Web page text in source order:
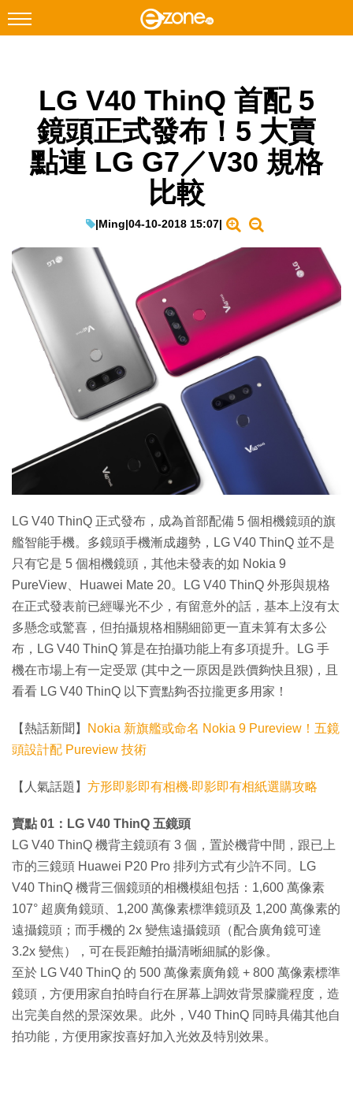
Facebook Instagram
科技焦點
網絡生活
EduTech
IT Times
生成式AI與雲端應用
Enterprise Digital Transformation
LG V40 ThinQ 首配 5
鏡頭正式發布！5 大賣
點連 LG G7／V30 規格
比較
|Ming|04-10-2018 15:07|
LG V40 ThinQ 正式發布，成為首部配備 5 個相機鏡頭的旗
艦智能手機。多鏡頭手機漸成趨勢，LG V40 ThinQ 並不是
只有它是 5 個相機鏡頭，其他未發表的如 Nokia 9
PureView、Huawei Mate 20。LG V40 ThinQ 外形與規格
在正式發表前已經曝光不少，有留意外的話，基本上沒有太
多懸念或驚喜，但拍攝規格相關細節更一直未算有太多公
布，LG V40 ThinQ 算是在拍攝功能上有多項提升。LG 手
機在市場上有一定受眾 (其中之一原因是跌價夠快且狠)，且
看看 LG V40 ThinQ 以下賣點夠否拉攏更多用家！
【熱話新聞】
Nokia 新旗艦或命名 Nokia 9 Pureview！五鏡
頭設計配 Pureview 技術
【人氣話題】 方形即影即有相機‧即影即有相紙選購攻略
賣點 01：LG V40 ThinQ 五鏡頭
LG V40 ThinQ 機背主鏡頭有 3 個，置於機背中間，跟已上
市的三鏡頭 Huawei P20 Pro 排列方式有少許不同。LG
V40 ThinQ 機背三個鏡頭的相機模組包括：1,600 萬像素
107° 超廣角鏡頭、1,200 萬像素標準鏡頭及 1,200 萬像素的
遠攝鏡頭；而手機的 2x 變焦遠攝鏡頭（配合廣角鏡可達
3.2x 變焦），可在長距離拍攝清晰細膩的影像。
至於 LG V40 ThinQ 的 500 萬像素廣角鏡 + 800 萬像素標準
鏡頭，方便用家自拍時自行在屏幕上調效背景朦朧程度，造
出完美自然的景深效果。此外，V40 ThinQ 同時具備其他自
拍功能，方便用家按喜好加入光效及特別效果。